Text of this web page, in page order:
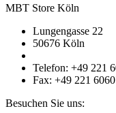
MBT Store Köln
Lungengasse 22
50676 Köln
Telefon: +49 221
Fax: +49 221
Besuchen Sie uns: